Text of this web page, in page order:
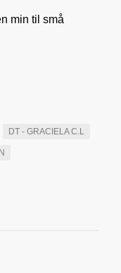
min til små
DT - GRACIELA C.L